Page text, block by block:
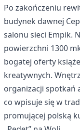
Po zakończeniu
budynek dawnej
salonu sieci Empik.
powierzchni 1300
bogatej oferty
kreatywnych.
organizacji spotkań
co wpisuje się w
promującej polską